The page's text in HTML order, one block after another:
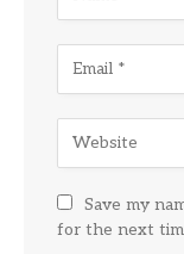
Save my
for the next